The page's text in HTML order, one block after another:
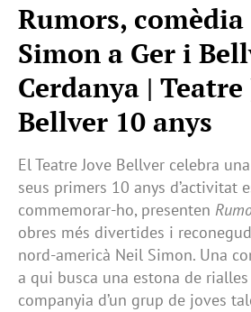
Rumors,
Simon a Ger i
Cerdanya | Teatre
Bellver 10 anys
El Teatre Jove Bellver celebra
seus primers 10 anys d’activitat
commemorar-ho, presenten
obres més divertides i
nord-americà Neil Simon. Una
a qui busca una estona de
companyia d’un grup de joves